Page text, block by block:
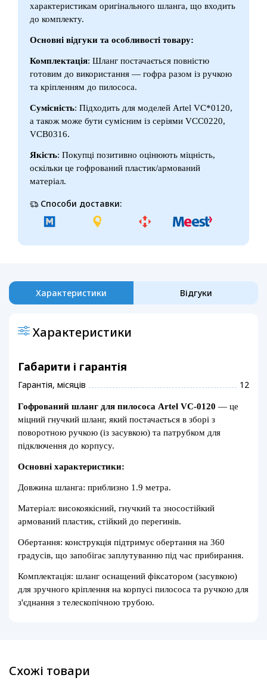
характеристикам оригінального шланга, що входить
до комплекту.
Основні відгуки та особливості товару:
Комплектація: Шланг постачається повністю
готовим до використання — гофра разом із ручкою
та кріпленням до пилососа.
Сумісність: Підходить для моделей Artel VC*0120,
а також може бути сумісним із серіями VCC0220,
VCB0316.
Якість: Покупці позитивно оцінюють міцність,
оскільки це гофрований пластик/армований
матеріал.
Способи доставки:
Характеристики Відгуки
Характеристики
Габарити і гарантія
Гарантія, місяців 12
Гофрований шланг для пилососа Artel VC-0120 — це
міцний гнучкий шланг, який постачається в зборі з
поворотною ручкою (із засувкою) та патрубком для
підключення до корпусу.
Основні характеристики:
Довжина шланга: приблизно 1.9 метра.
Матеріал: високоякісний, гнучкий та зносостійкий
армований пластик, стійкий до перегинів.
Обертання: конструкція підтримує обертання на 360
градусів, що запобігає заплутуванню під час прибирання.
Комплектація: шланг оснащений фіксатором (засувкою)
для зручного кріплення на корпусі пилососа та ручкою для
з'єднання з телескопічною трубою.
Схожі товари